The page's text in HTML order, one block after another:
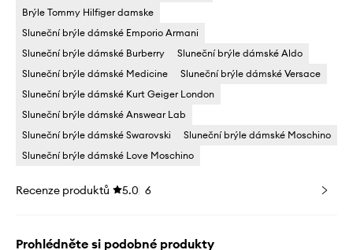
Brýle Tommy Hilfiger damske
Sluneční brýle dámské Emporio Armani
Sluneční brýle dámské Burberry
Sluneční brýle dámské Aldo
Sluneční brýle dámské Medicine
Sluneční brýle dámské Versace
Sluneční brýle dámské Kurt Geiger London
Sluneční brýle dámské Answear Lab
Sluneční brýle dámské Swarovski
Sluneční brýle dámské Moschino
Sluneční brýle dámské Love Moschino
Recenze produktů 5.0 6
Prohlédněte si podobné produkty